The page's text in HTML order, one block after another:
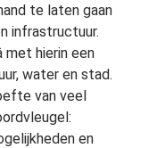
te laten gaan
infrastructuur.
met hierin een
water en stad.
van veel
en